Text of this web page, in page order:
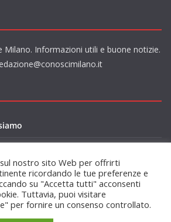
Milano. Informazioni utili e buone notizie.
Conosci Milano
nostro sito Web per offrirti
ricordando le tue preferenze e
su "Accetta tutti" acconsenti
Tuttavia, puoi visitare
per fornire un consenso controllato.